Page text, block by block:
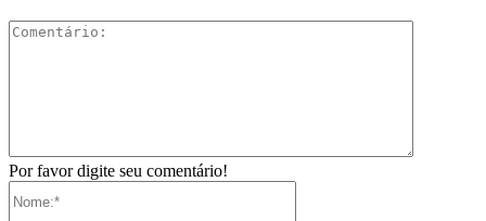
Por favor digite seu comentário!